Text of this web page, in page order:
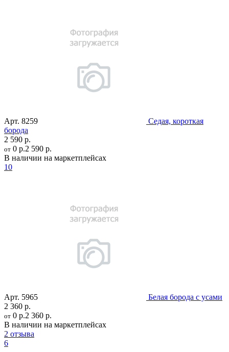
Арт. 8259
Седая, короткая
борода
2 590 р.
от 0 р.2 590 р.
В наличии на маркетплейсах
10
Арт. 5965
Белая борода с усами
2 360 р.
от 0 р.2 360 р.
В наличии на маркетплейсах
2 отзыва
6